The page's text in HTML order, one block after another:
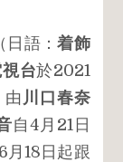
日語：着飾
台於2021
由 川口春奈
自4月21日
月18日起跟